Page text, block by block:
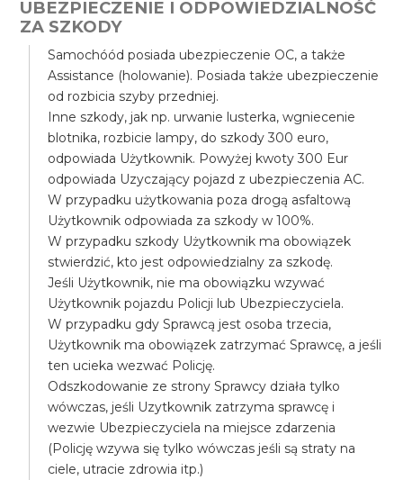
UBEZPIECZENIE I ODPOWIEDZIALNOŚĆ
ZA SZKODY
Samochóód posiada ubezpieczenie OC, a także
Assistance (holowanie). Posiada także ubezpieczenie
od rozbicia szyby przedniej.
Inne szkody, jak np. urwanie lusterka, wgniecenie
blotnika, rozbicie lampy, do szkody 300 euro,
odpowiada Użytkownik. Powyżej kwoty 300 Eur
odpowiada Uzyczający pojazd z ubezpieczenia AC.
W przypadku użytkowania poza drogą asfaltową
Użytkownik odpowiada za szkody w 100%.
W przypadku szkody Użytkownik ma obowiązek
stwierdzić, kto jest odpowiedzialny za szkodę.
Jeśli Użytkownik, nie ma obowiązku wzywać
Użytkownik pojazdu Policji lub Ubezpieczyciela.
W przypadku gdy Sprawcą jest osoba trzecia,
Użytkownik ma obowiązek zatrzymać Sprawcę, a jeśli
ten ucieka wezwać Policję.
Odszkodowanie ze strony Sprawcy działa tylko
wówczas, jeśli Uzytkownik zatrzyma sprawcę i
wezwie Ubezpieczyciela na miejsce zdarzenia
(Policję wzywa się tylko wówczas jeśli są straty na
ciele, utracie zdrowia itp.)